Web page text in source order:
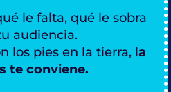
le falta, qué le sobra
audiencia.
los pies en la tierra, la
te conviene.